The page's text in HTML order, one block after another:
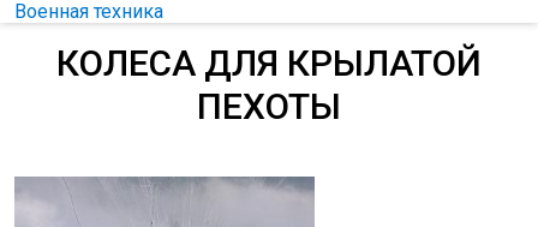
Военная техника
КОЛЕСА ДЛЯ КРЫЛАТОЙ
ПЕХОТЫ